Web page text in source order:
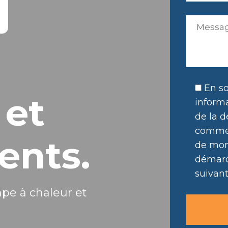
à chaleur et
En
de la
de